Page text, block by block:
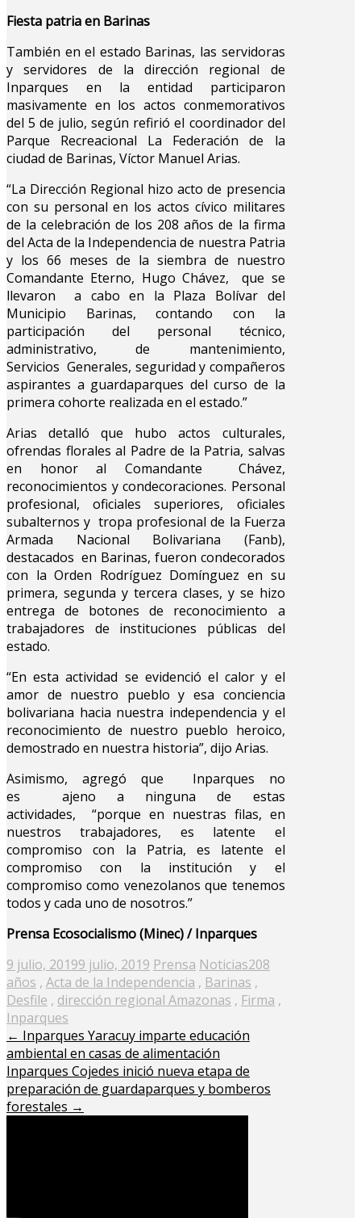
Fiesta patria en Barinas
También en el estado Barinas, las servidoras
y servidores de la dirección regional de
Inparques en la entidad participaron
masivamente en los actos conmemorativos
del 5 de julio, según refirió el coordinador del
Parque Recreacional La Federación de la
ciudad de Barinas, Víctor Manuel Arias.
“La Dirección Regional hizo acto de presencia
con su personal en los actos cívico militares
de la celebración de los 208 años de la firma
del Acta de la Independencia de nuestra Patria
y los 66 meses de la siembra de nuestro
Comandante Eterno, Hugo Chávez, que se
llevaron a cabo en la Plaza Bolívar del
Municipio Barinas, contando con la
participación del personal técnico,
administrativo, de mantenimiento,
Servicios Generales, seguridad y compañeros
aspirantes a guardaparques del curso de la
primera cohorte realizada en el estado.”
Arias detalló que hubo actos culturales,
ofrendas florales al Padre de la Patria, salvas
en honor al Comandante Chávez,
reconocimientos y condecoraciones. Personal
profesional, oficiales superiores, oficiales
subalternos y tropa profesional de la Fuerza
Armada Nacional Bolivariana (Fanb),
destacados en Barinas, fueron condecorados
con la Orden Rodríguez Domínguez en su
primera, segunda y tercera clases, y se hizo
entrega de botones de reconocimiento a
trabajadores de instituciones públicas del
estado.
“En esta actividad se evidenció el calor y el
amor de nuestro pueblo y esa conciencia
bolivariana hacia nuestra independencia y el
reconocimiento de nuestro pueblo heroico,
demostrado en nuestra historia”, dijo Arias.
Asimismo, agregó que Inparques no
es ajeno a ninguna de estas
actividades, “porque en nuestras filas, en
nuestros trabajadores, es latente el
compromiso con la Patria, es latente el
compromiso con la institución y el
compromiso como venezolanos que tenemos
todos y cada uno de nosotros.”
Prensa Ecosocialismo (Minec) / Inparques
Posted
on
9 julio, 20199 julio, 2019 Prensa Noticias208
años , Acta de la Independencia , Barinas ,
Desfile , dirección regional Amazonas , Firma ,
Inparques
← Inparques Yaracuy imparte educación
ambiental en casas de alimentación
Inparques Cojedes inició nueva etapa de
preparación de guardaparques y bomberos
forestales →